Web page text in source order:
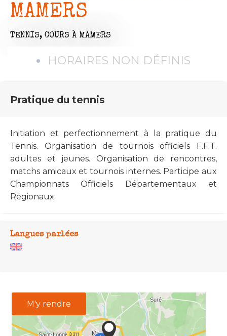
MAMERS
TENNIS, COURS À MAMERS
HORAIRES NON DÉFINIS
Pratique du tennis
Initiation et perfectionnement à la pratique du
Tennis. Organisation de tournois officiels F.F.T.
adultes et jeunes. Organisation de rencontres,
matchs amicaux et tournois internes. Participe aux
Championnats Officiels Départementaux et
Régionaux.
Langues parlées
M'y rendre